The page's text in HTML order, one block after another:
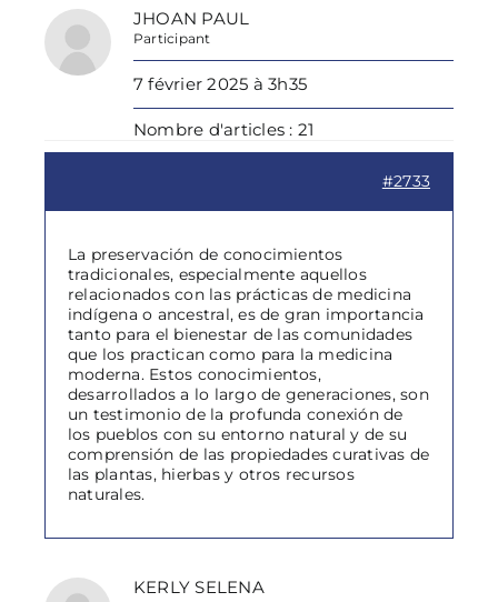
JHOAN PAUL
Participant
7 février 2025 à 3h35
Nombre d'articles : 21
#2733
La preservación de conocimientos
tradicionales, especialmente aquellos
relacionados con las prácticas de medicina
indígena o ancestral, es de gran importancia
tanto para el bienestar de las comunidades
que los practican como para la medicina
moderna. Estos conocimientos,
desarrollados a lo largo de generaciones, son
un testimonio de la profunda conexión de
los pueblos con su entorno natural y de su
comprensión de las propiedades curativas de
las plantas, hierbas y otros recursos
naturales.
KERLY SELENA